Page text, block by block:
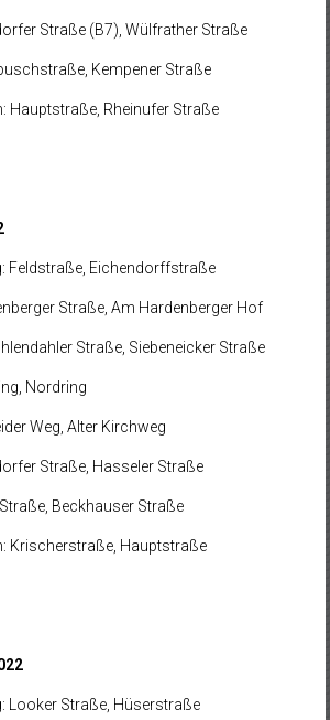
Straße (B7), Wülfrather Straße
Kempener Straße
Hauptstraße, Rheinufer Straße
Feldstraße, Eichendorffstraße
Straße, Am Hardenberger Hof
Straße, Siebeneicker Straße
Nordring
Weg, Alter Kirchweg
Straße, Hasseler Straße
Beckhauser Straße
Krischerstraße, Hauptstraße
Looker Straße, Hüserstraße